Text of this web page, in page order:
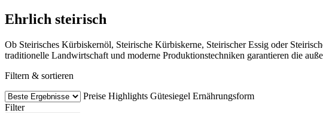
Ehrlich steirisch
Ob Steirisches Kürbiskernöl, Steirische Kürbiskerne, Steirischer Essig oder
traditionelle Landwirtschaft und moderne Produktionstechniken garantieren die
Filtern & sortieren
Preise Highlights Gütesiegel Ernährungsform
Filter